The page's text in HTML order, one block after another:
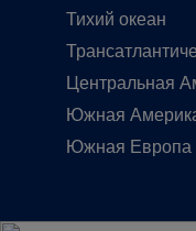
Тихий океан
Центральная
Южная
Южная Европа